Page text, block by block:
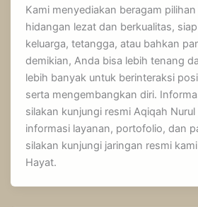
Kami menyediakan beragam
hidangan lezat dan berkualitas,
keluarga, tetangga, atau bahkan
demikian, Anda bisa lebih tenang
lebih banyak untuk berinteraksi
serta mengembangkan diri.
silakan kunjungi resmi Aqiqah
informasi layanan, portofolio, dan
silakan kunjungi jaringan resmi
Hayat.